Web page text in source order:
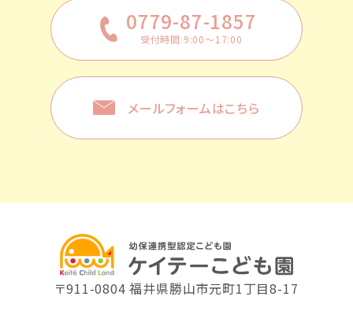
0779-87-1857
受付時間 9:00〜17:00
メールフォームはこちら
〒911-0804 福井県勝山市元町1丁目8-17